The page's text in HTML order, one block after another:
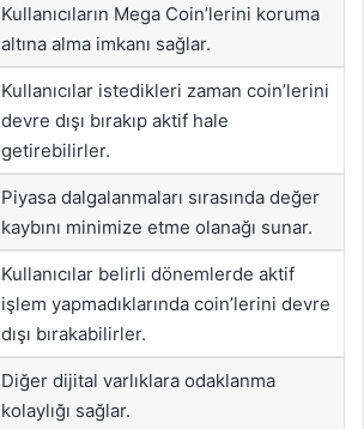
Kullanıcıların Mega Coin’lerini koruma
altına alma imkanı sağlar.
Kullanıcılar istedikleri zaman coin’lerini
devre dışı bırakıp aktif hale
getirebilirler.
Piyasa dalgalanmaları sırasında değer
kaybını minimize etme olanağı sunar.
Kullanıcılar belirli dönemlerde aktif
işlem yapmadıklarında coin’lerini devre
dışı bırakabilirler.
Diğer dijital varlıklara odaklanma
kolaylığı sağlar.